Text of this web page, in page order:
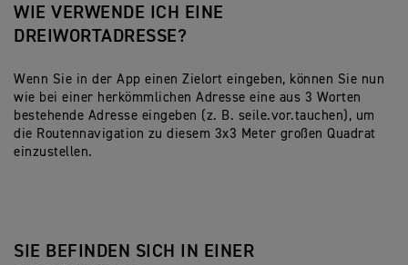
WIE VERWENDE ICH EINE
DREIWORTADRESSE?
Wenn Sie in der App einen Zielort eingeben, können Sie nun
wie bei einer herkömmlichen Adresse eine aus 3 Worten
bestehende Adresse eingeben (z. B. seile.vor.tauchen), um
die Routennavigation zu diesem 3x3 Meter großen Quadrat
einzustellen.
SIE BEFINDEN SICH IN EINER